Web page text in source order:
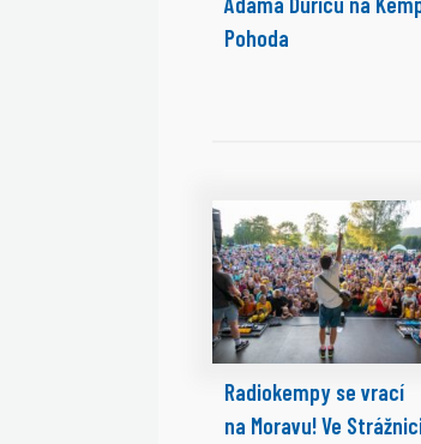
Pohoda
Radiokempy se vrací
na Moravu! Ve